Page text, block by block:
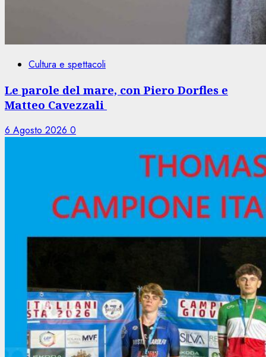
Cultura e spettacoli
Le parole del mare, con Piero Dorfles e
Matteo Cavezzali
6 Agosto 2026 0